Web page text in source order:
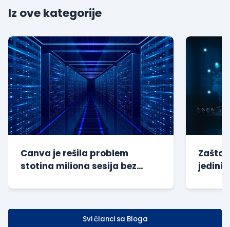
Iz ove kategorije
Canva je rešila problem
stotina miliona sesija bez
Zašto
jedini
Svi članci sa Bloga